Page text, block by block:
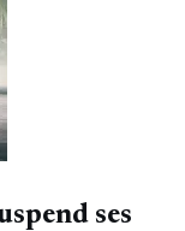
ses